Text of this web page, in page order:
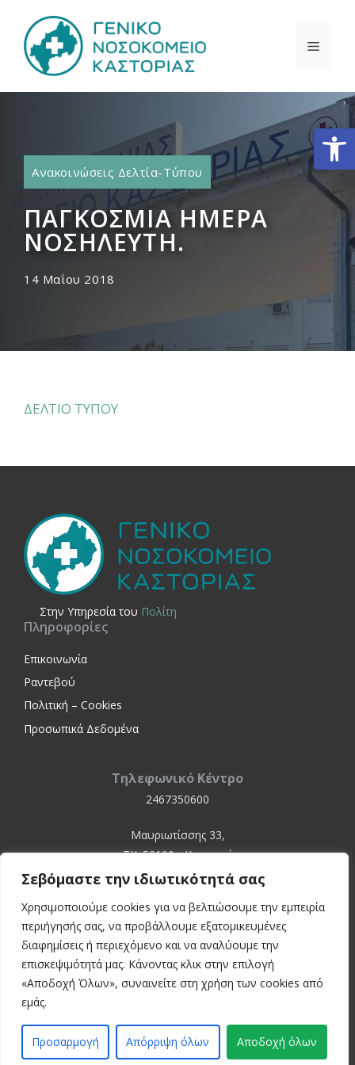
Σεβόμαστε την ιδιωτικότητά σας
Χρησιμοποιούμε cookies για να βελτιώσουμε την εμπειρία
περιήγησής σας, να προβάλλουμε εξατομικευμένες
διαφημίσεις ή περιεχόμενο και να αναλύουμε την
επισκεψιμότητά μας. Κάνοντας κλικ στην επιλογή
«Αποδοχή Όλων», συναινείτε στη χρήση των cookies από
εμάς.
Προσαρμογή Απόρριψη όλων Αποδοχή όλων
περιεχόμενο
Ανακοινώσεις Δελτία-Τύπου
ΠΑΓΚΟΣΜΙΑ ΗΜΕΡΑ
ΝΟΣΗΛΕΥΤΗ.
14 Μαΐου 2018
ΔΕΛΤΙΟ ΤΥΠΟΥ
Στην Yπηρεσία του Πολίτη
Πληροφορίες
Επικοινωνία
Ραντεβού
Πολιτική – Cookies
Προσωπικά Δεδομένα
Τηλεφωνικό Κέντρο
2467350600
Μαυριωτίσσης 33,
ΤΚ. 52100 - Καστοριά